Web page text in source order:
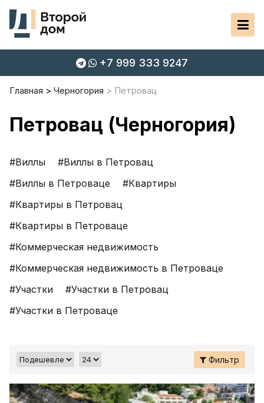
+7 999 333 9247
Главная Черногория Петровац
Петровац (Черногория)
#Виллы
#Виллы в Петровац
#Виллы в Петроваце
#Квартиры
#Квартиры в Петровац
#Квартиры в Петроваце
#Коммерческая недвижимость
#Коммерческая недвижимость в Петроваце
#Участки
#Участки в Петровац
#Участки в Петроваце
Фильтр